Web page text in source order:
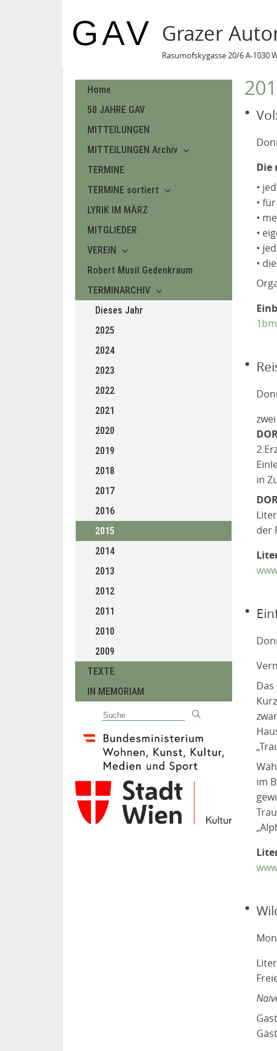
Grazer
Rasumofskygasse 20/6 A-
Home
50 JAHRE GAV
MITTEILUNGEN
MITTEILUNGEN Archiv
TERMINE
TERMINE sortiert
LYRIK IM MÄRZ
MITGLIEDER
VEREIN
Robert Musil Gedenkraum
TERMINARCHIV
Dieses Jahr
2025
2024
2023
2022
2021
2020
2019
2018
2017
2016
2015
2014
2013
2012
2011
2010
2009
TEXTE
IN MEMORIAM
Die
•
•
•
•
•
•
2
in
der
im